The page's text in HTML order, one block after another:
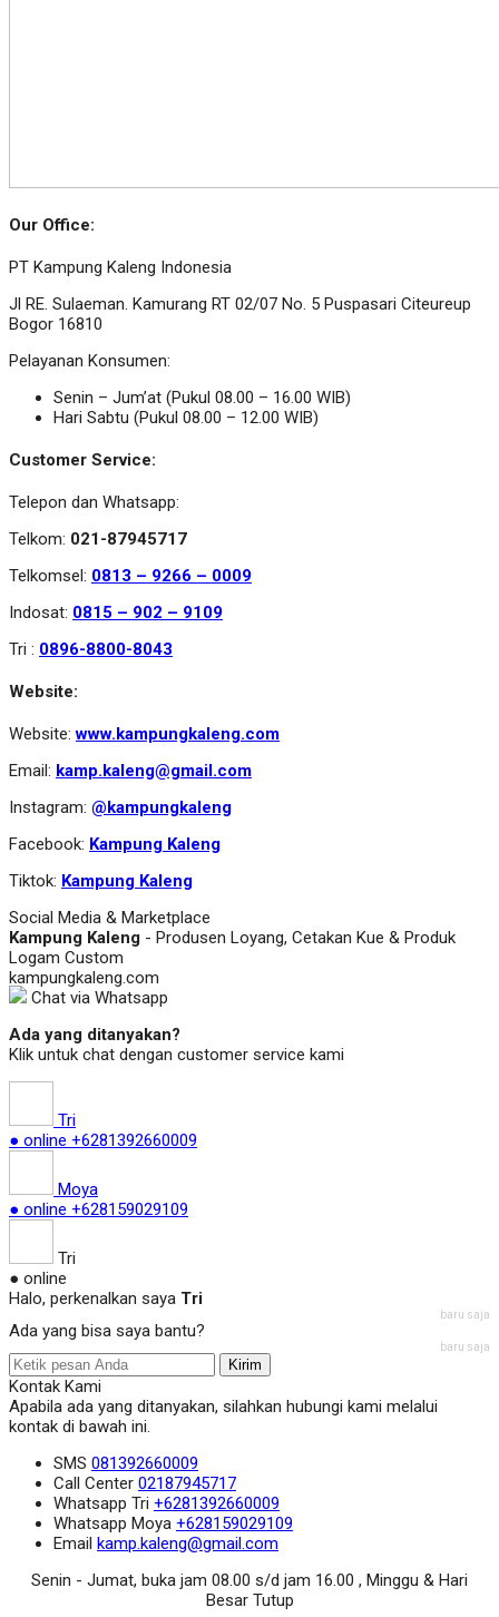
Our Office:
PT Kampung Kaleng Indonesia
Jl RE. Sulaeman. Kamurang RT 02/07 No. 5 Puspasari Citeureup
Bogor 16810
Pelayanan Konsumen:
Senin – Jum’at (Pukul 08.00 – 16.00 WIB)
Hari Sabtu (Pukul 08.00 – 12.00 WIB)
Customer Service:
Telepon dan Whatsapp:
Telkom: 021-87945717
Telkomsel: 0813 – 9266 – 0009
Indosat: 0815 – 902 – 9109
Tri : 0896-8800-8043
Website:
Website:www.kampungkaleng.com
Email: kamp.kaleng@gmail.com
Instagram: @kampungkaleng
Facebook: Kampung Kaleng
Tiktok: Kampung Kaleng
Social Media & Marketplace
Kampung Kaleng - Produsen Loyang, Cetakan Kue & Produk
Logam Custom
kampungkaleng.com
Chat via Whatsapp
Ada yang ditanyakan?
Klik untuk chat dengan customer service kami
Tri
● online +6281392660009
Moya
● online +628159029109
Tri
● online
Halo, perkenalkan saya Tri
baru saja
Ada yang bisa saya bantu?
baru saja
Kirim
Kontak Kami
Apabila ada yang ditanyakan, silahkan hubungi kami melalui
kontak di bawah ini.
SMS 081392660009
Call Center 02187945717
Whatsapp Tri +6281392660009
Whatsapp Moya +628159029109
Email kamp.kaleng@gmail.com
Senin - Jumat, buka jam 08.00 s/d jam 16.00 , Minggu & Hari
Besar Tutup